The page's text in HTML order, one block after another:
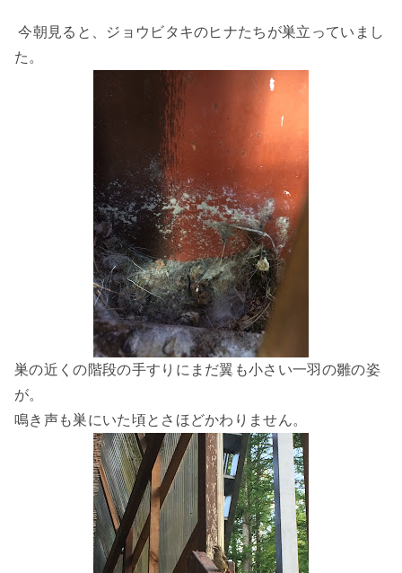
今朝見ると、ジョウビタキのヒナたちが巣立っていまし
た。
巣の近くの階段の手すりにまだ翼も小さい一羽の雛の姿
が。
鳴き声も巣にいた頃とさほどかわりません。